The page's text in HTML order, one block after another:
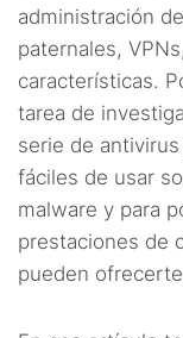
administración
paternales,
características.
tarea de
serie de
fáciles de usar
malware y para
prestaciones de
pueden